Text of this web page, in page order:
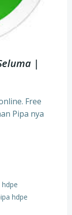
|
Free
Pipa nya
hdpe